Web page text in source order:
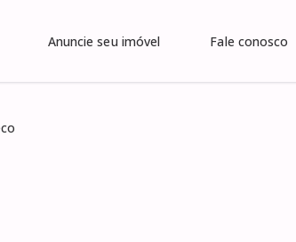
Anuncie seu imóvel Fale conosco